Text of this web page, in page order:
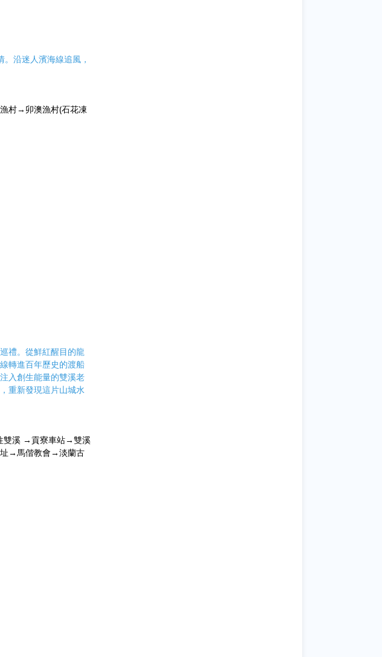
沿迷人濱海線追風，
村→卯澳漁村(石花凍
禮。從鮮紅醒目的龍
轉進百年歷史的渡船
入創生能量的雙溪老
重新發現這片山城水
雙溪 →貢寮車站→雙溪
→馬偕教會→淡蘭古